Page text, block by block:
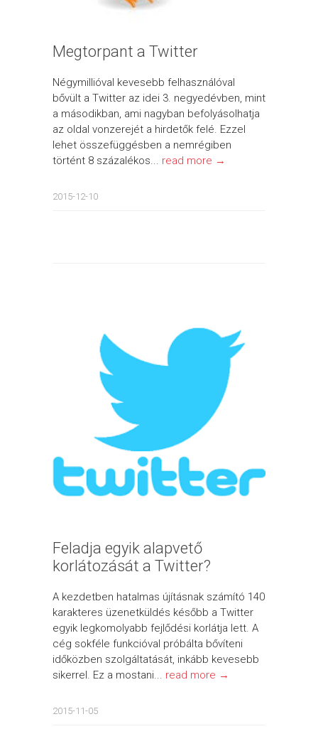
Megtorpant a Twitter
Négymillióval kevesebb felhasználóval
bővült a Twitter az idei 3. negyedévben, mint
a másodikban, ami nagyban befolyásolhatja
az oldal vonzerejét a hirdetők felé. Ezzel
lehet összefüggésben a nemrégiben
történt 8 százalékos... read more →
2015-12-10
Feladja egyik alapvető
korlátozását a Twitter?
A kezdetben hatalmas újításnak számító 140
karakteres üzenetküldés később a Twitter
egyik legkomolyabb fejlődési korlátja lett. A
cég sokféle funkcióval próbálta bővíteni
időközben szolgáltatását, inkább kevesebb
sikerrel. Ez a mostani... read more →
2015-11-05